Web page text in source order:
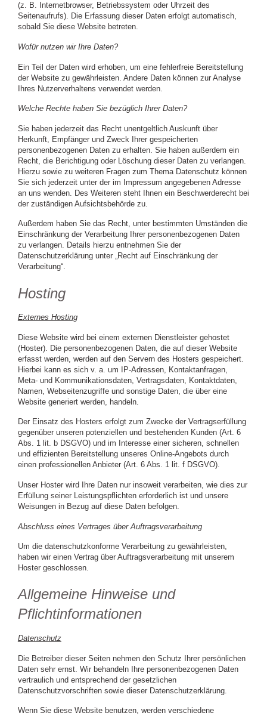
(z. B. Internetbrowser, Betriebssystem oder Uhrzeit des
Seitenaufrufs). Die Erfassung dieser Daten erfolgt automatisch,
sobald Sie diese Website betreten.
Wofür nutzen wir Ihre Daten?
Ein Teil der Daten wird erhoben, um eine fehlerfreie Bereitstellung
der Website zu gewährleisten. Andere Daten können zur Analyse
Ihres Nutzerverhaltens verwendet werden.
Welche Rechte haben Sie bezüglich Ihrer Daten?
Sie haben jederzeit das Recht unentgeltlich Auskunft über
Herkunft, Empfänger und Zweck Ihrer gespeicherten
personenbezogenen Daten zu erhalten. Sie haben außerdem ein
Recht, die Berichtigung oder Löschung dieser Daten zu verlangen.
Hierzu sowie zu weiteren Fragen zum Thema Datenschutz können
Sie sich jederzeit unter der im Impressum angegebenen Adresse
an uns wenden. Des Weiteren steht Ihnen ein Beschwerderecht bei
der zuständigen Aufsichtsbehörde zu.
Außerdem haben Sie das Recht, unter bestimmten Umständen die
Einschränkung der Verarbeitung Ihrer personenbezogenen Daten
zu verlangen. Details hierzu entnehmen Sie der
Datenschutzerklärung unter „Recht auf Einschränkung der
Verarbeitung“.
Hosting
Externes Hosting
Diese Website wird bei einem externen Dienstleister gehostet
(Hoster). Die personenbezogenen Daten, die auf dieser Website
erfasst werden, werden auf den Servern des Hosters gespeichert.
Hierbei kann es sich v. a. um IP-Adressen, Kontaktanfragen,
Meta- und Kommunikationsdaten, Vertragsdaten, Kontaktdaten,
Namen, Webseitenzugriffe und sonstige Daten, die über eine
Website generiert werden, handeln.
Der Einsatz des Hosters erfolgt zum Zwecke der Vertragserfüllung
gegenüber unseren potenziellen und bestehenden Kunden (Art. 6
Abs. 1 lit. b DSGVO) und im Interesse einer sicheren, schnellen
und effizienten Bereitstellung unseres Online-Angebots durch
einen professionellen Anbieter (Art. 6 Abs. 1 lit. f DSGVO).
Unser Hoster wird Ihre Daten nur insoweit verarbeiten, wie dies zur
Erfüllung seiner Leistungspflichten erforderlich ist und unsere
Weisungen in Bezug auf diese Daten befolgen.
Abschluss eines Vertrages über Auftragsverarbeitung
Um die datenschutzkonforme Verarbeitung zu gewährleisten,
haben wir einen Vertrag über Auftragsverarbeitung mit unserem
Hoster geschlossen.
Allgemeine Hinweise und
Pflichtinformationen
Datenschutz
Die Betreiber dieser Seiten nehmen den Schutz Ihrer persönlichen
Daten sehr ernst. Wir behandeln Ihre personenbezogenen Daten
vertraulich und entsprechend der gesetzlichen
Datenschutzvorschriften sowie dieser Datenschutzerklärung.
Wenn Sie diese Website benutzen, werden verschiedene